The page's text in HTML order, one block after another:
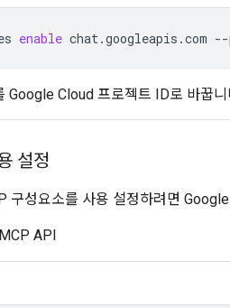
enable chat.googleapis.com
Google Cloud 프로젝트 ID로 바꿉니
설정
구성요소를 사용 설정하려면
API